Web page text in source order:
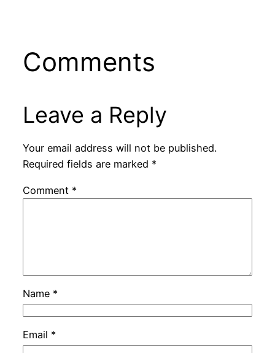
Comments
Leave a Reply
Your email address will not be published.
Required fields are marked *
Comment *
Name *
Email *